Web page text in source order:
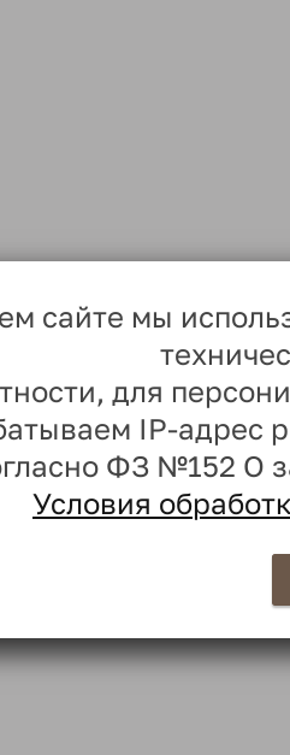
сайте мы
для
IP-адрес
ФЗ №152 О
Условия